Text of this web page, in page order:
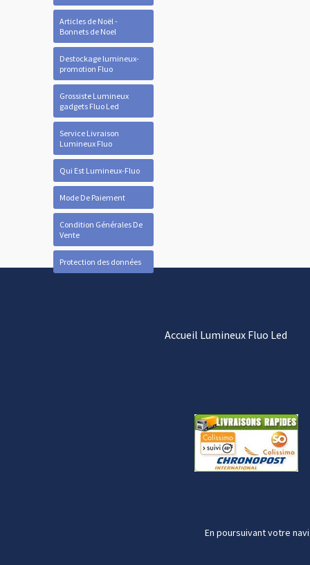
Articles de Noël -
Bonnets de Noel
Destockage lumineux-
promotion Fluo
Grossiste Lumineux
gadgets Fluo Led
Service Livraison
Lumineux Fluo
Qui Est Lumineux-Fluo
Mode De Paiement
Condition Générales De
Vente
Protection des données
Accueil Lumineux Fluo Led
En poursuivant votre